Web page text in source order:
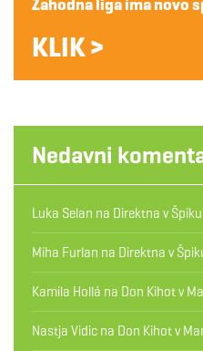
Zahodna liga ima novo
KLIK >
Nedavni
Luka Selan na Direktna v Špiku
Miha Furlan na Direktna v
Kamila Hollá na Don Kihot v
Nastja Vidic na Don Kihot v